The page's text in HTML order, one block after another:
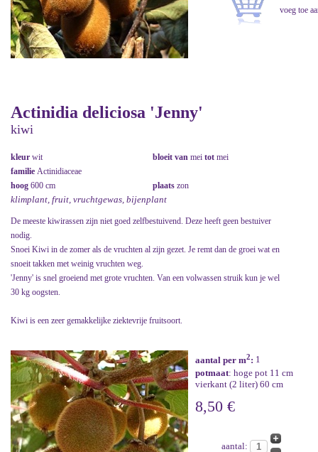
Actinidia deliciosa 'Jenny'
kiwi
kleur wit bloeit van mei tot mei
familie Actinidiaceae
hoog 600 cm plaats zon
klimplant, fruit, vruchtgewas, bijenplant
De meeste kiwirassen zijn niet goed zelfbestuivend. Deze heeft geen bestuiver
nodig.
Snoei Kiwi in de zomer als de vruchten al zijn gezet. Je remt dan de groei wat en
snoeit takken met weinig vruchten weg.
'Jenny' is snel groeiend met grote vruchten. Van een volwassen struik kun je wel
30 kg oogsten.
Kiwi is een zeer gemakkelijke ziektevrije fruitsoort.
aantal per m2: 1
potmaat: hoge pot 11 cm
vierkant (2 liter) 60 cm
8,50 €
aantal: